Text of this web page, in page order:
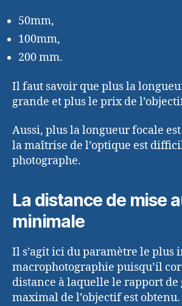
50mm,
100mm,
200 mm.
Il faut savoir que plus la
grande et plus le prix de
Aussi, plus la longueur focale
la maîtrise de l’optique est
photographe.
La distance de mise
minimale
Il s’agit ici du paramètre le plus
macrophotographie puisqu’il
distance à laquelle le rapport de
maximal de l’objectif est obtenu.